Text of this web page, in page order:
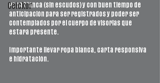
Ceickor
ropa blanca (sin escudos) y con buen tiempo de
anticipación para ser registrados y poder ser
contemplados por el cuerpo de visorias que
estará presente.
Importante llevar ropa blanca, carta responsiva
e hidratación.